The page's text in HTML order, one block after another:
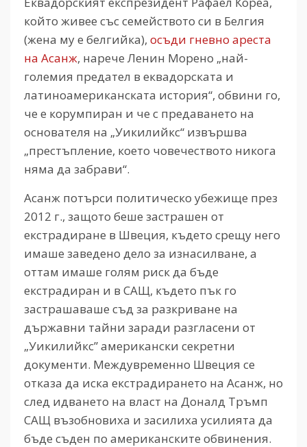
който живее със семейството си в Белгия
(жена му е белгийка), осъди гневно ареста
на Асанж, нарече Ленин Морено „най-
големия предател в еквадорската и
латиноамериканската история“, обвини го,
че е корумпиран и че с предаването на
основателя на „Уикилийкс“ извършва
„престъпление, което човечеството никога
няма да забрави“.
Асанж потърси политическо убежище през
2012 г., защото беше застрашен от
екстрадиране в Швеция, където срещу него
имаше заведено дело за изнасилване, а
оттам имаше голям риск да бъде
екстрадиран и в САЩ, където пък го
застрашаваше съд за разкриване на
държавни тайни заради разгласени от
„Уикилийкс” американски секретни
документи. Междувременно Швеция се
отказа да иска екстрадирането на Асанж, но
след идването на власт на Доналд Тръмп
САЩ възобновиха и засилиха усилията да
бъде съден по американските обвинения.